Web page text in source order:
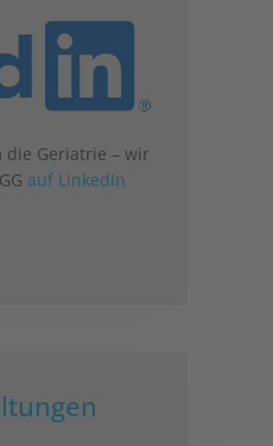
Geriatrie – wir
auf LinkedIn